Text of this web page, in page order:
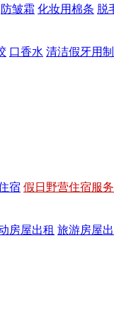
防皱霜 化妆用棉条 脱
口香水 清洁假牙用
宿 假日野营住宿服务
房屋出租 旅游房屋